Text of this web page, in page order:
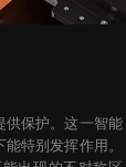
供保护。这一智能
特别发挥作用。